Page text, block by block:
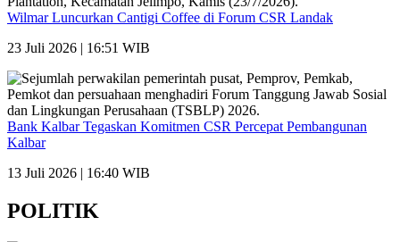
Wilmar Luncurkan Cantigi Coffee di Forum CSR Landak
23 Juli 2026 | 16:51 WIB
Bank Kalbar Tegaskan Komitmen CSR Percepat Pembangunan
Kalbar
13 Juli 2026 | 16:40 WIB
POLITIK